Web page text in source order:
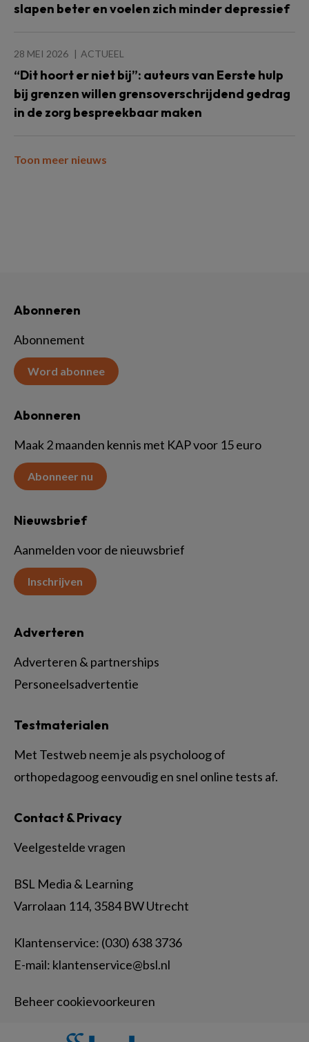
slapen beter en voelen zich minder depressief
28 MEI 2026 ACTUEEL
“Dit hoort er niet bij”: auteurs van Eerste hulp
bij grenzen willen grensoverschrijdend gedrag
in de zorg bespreekbaar maken
Toon meer nieuws
Abonneren
Abonnement
Word abonnee
Abonneren
Maak 2 maanden kennis met KAP voor 15 euro
Abonneer nu
Nieuwsbrief
Aanmelden voor de nieuwsbrief
Inschrijven
Contact & Privacy
Veelgestelde vragen
BSL Media & Learning
Varrolaan 114, 3584 BW Utrecht
Klantenservice: (030) 638 3736
E-mail: klantenservice@bsl.nl
Beheer cookievoorkeuren
Testmaterialen
Met Testweb neem je als psycholoog of
orthopedagoog eenvoudig en snel online tests af.
Adverteren
Adverteren & partnerships
Personeelsadvertentie